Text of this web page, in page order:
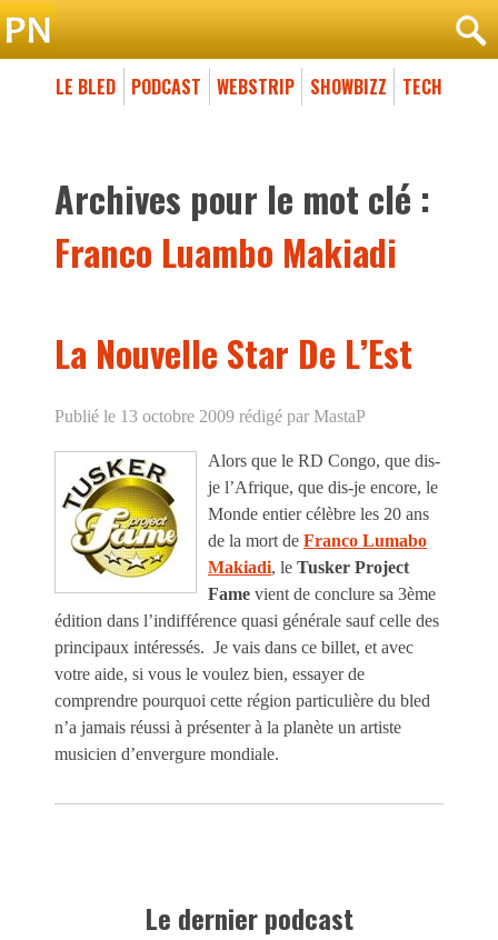
LE BLED PODCAST WEBSTRIP SHOWBIZZ TECH
Archives pour le mot clé :
Franco Luambo Makiadi
La Nouvelle Star De L’Est
Publié le 13 octobre 2009 rédigé par MastaP
Alors que le RD Congo, que dis-
je l’Afrique, que dis-je encore, le
Monde entier célèbre les 20 ans
de la mort de Franco Lumabo
Makiadi, le Tusker Project
Fame vient de conclure sa 3ème
édition dans l’indifférence quasi générale sauf celle des
principaux intéressés. Je vais dans ce billet, et avec
votre aide, si vous le voulez bien, essayer de
comprendre pourquoi cette région particulière du bled
n’a jamais réussi à présenter à la planète un artiste
musicien d’envergure mondiale.
Le dernier podcast